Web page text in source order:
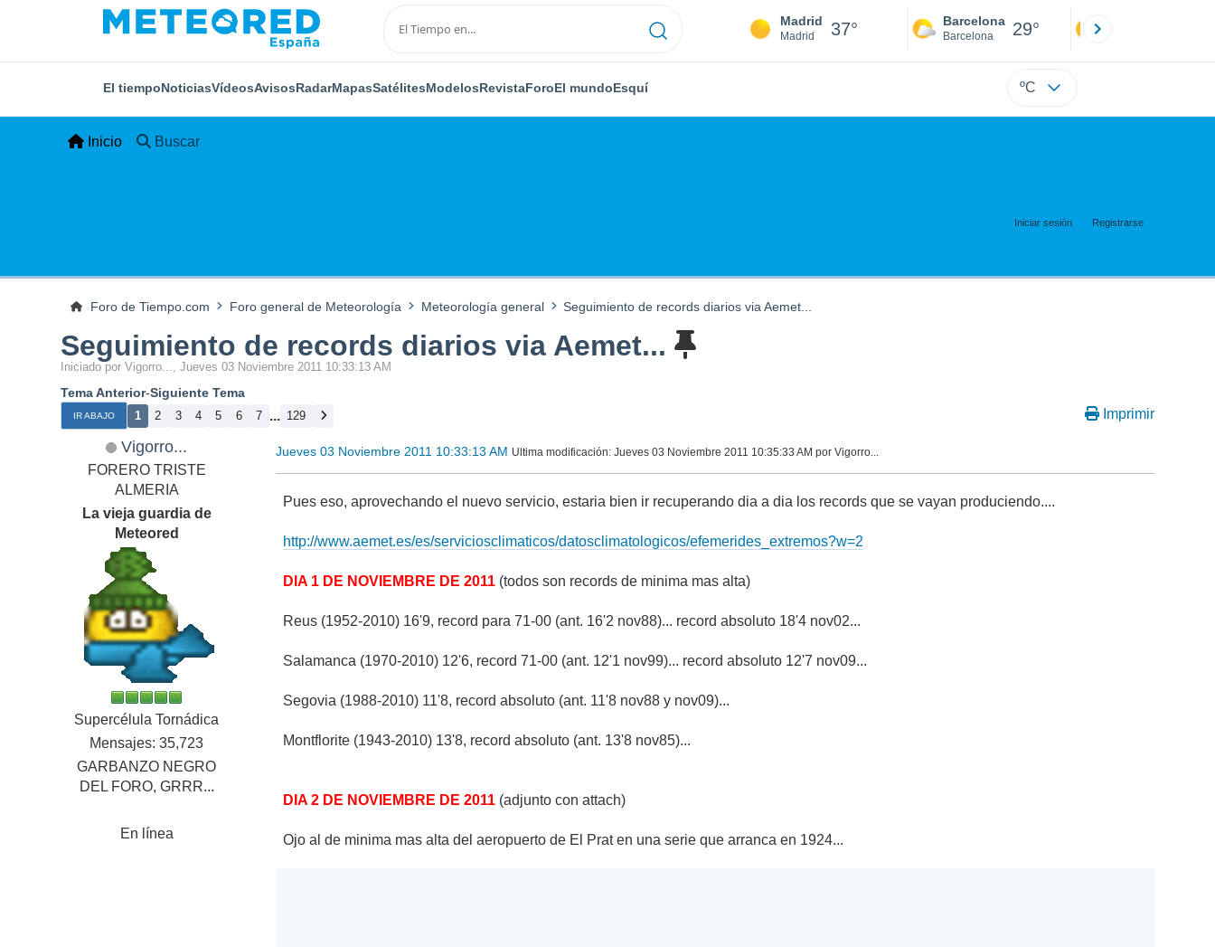
Madrid
Madrid 37° Barcelona
Barcelona 29°
El tiempoNoticiasVídeosAvisosRadarMapasSatélitesModelosRevistaForoEl mundoEsquí ºC
Inicio Buscar
Iniciar sesión Registrarse
Foro de Tiempo.com Foro general de Meteorología Meteorología general Seguimiento de records diarios via Aemet...
Seguimiento de records diarios via Aemet...
Iniciado por Vigorro..., Jueves 03 Noviembre 2011 10:33:13 AM
Tema Anterior-Siguiente Tema
IR ABAJO 1 2 3 4 5 6 7 ... 129 Imprimir
Vigorro...
FORERO TRISTE
ALMERIA
La vieja guardia de
Meteored
Supercélula Tornádica
Mensajes: 35,723
GARBANZO NEGRO
DEL FORO, GRRR...
En línea
Jueves 03 Noviembre 2011 10:33:13 AM Ultima modificación: Jueves 03 Noviembre 2011 10:35:33 AM por Vigorro...
Pues eso, aprovechando el nuevo servicio, estaria bien ir recuperando dia a dia los records que se vayan produciendo....
http://www.aemet.es/es/serviciosclimaticos/datosclimatologicos/efemerides_extremos?w=2
DIA 1 DE NOVIEMBRE DE 2011 (todos son records de minima mas alta)
Reus (1952-2010) 16'9, record para 71-00 (ant. 16'2 nov88)... record absoluto 18'4 nov02...
Salamanca (1970-2010) 12'6, record 71-00 (ant. 12'1 nov99)... record absoluto 12'7 nov09...
Segovia (1988-2010) 11'8, record absoluto (ant. 11'8 nov88 y nov09)...
Montflorite (1943-2010) 13'8, record absoluto (ant. 13'8 nov85)...
DIA 2 DE NOVIEMBRE DE 2011 (adjunto con attach)
Ojo al de minima mas alta del aeropuerto de El Prat en una serie que arranca en 1924...